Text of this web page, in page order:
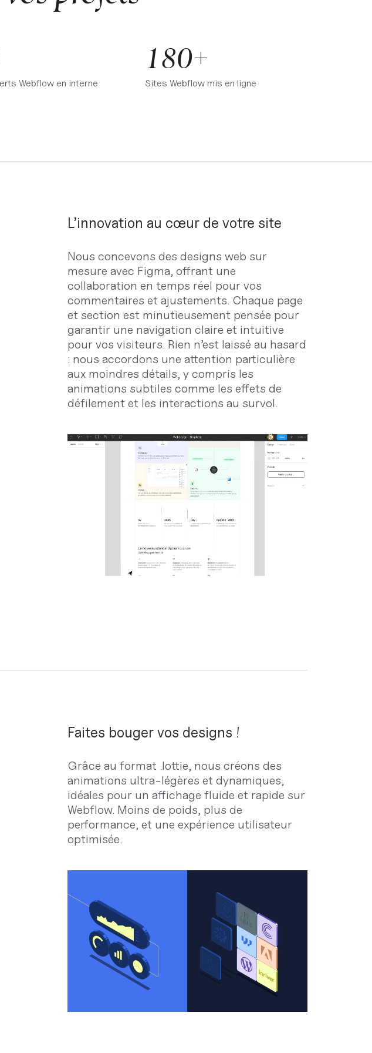
Webflow en interne
180+
Sites Webflow mis en ligne
L’innovation au cœur de votre site
Nous concevons des designs web sur
mesure avec Figma, offrant une
collaboration en temps réel pour vos
commentaires et ajustements. Chaque page
et section est minutieusement pensée pour
garantir une navigation claire et intuitive
pour vos visiteurs. Rien n’est laissé au hasard
: nous accordons une attention particulière
aux moindres détails, y compris les
animations subtiles comme les effets de
défilement et les interactions au survol.
Faites bouger vos designs !
Grâce au format .lottie, nous créons des
animations ultra-légères et dynamiques,
idéales pour un affichage fluide et rapide sur
Webflow. Moins de poids, plus de
performance, et une expérience utilisateur
optimisée.